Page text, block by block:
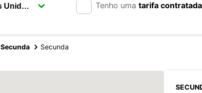
Tenho uma tarifa contratada
Secunda Secunda